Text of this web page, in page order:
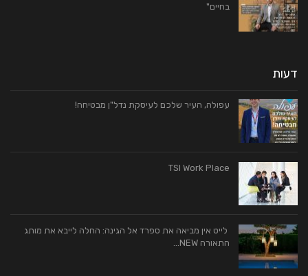
בחיים"
דעות
עפולה, העיר שלכם לעיסקת נדל"ן מבטיחה!
TSI Work Place
לייט אין מביאה את ספרד אל הגינה: החלה לייבא את מותג
התאורה NEW…